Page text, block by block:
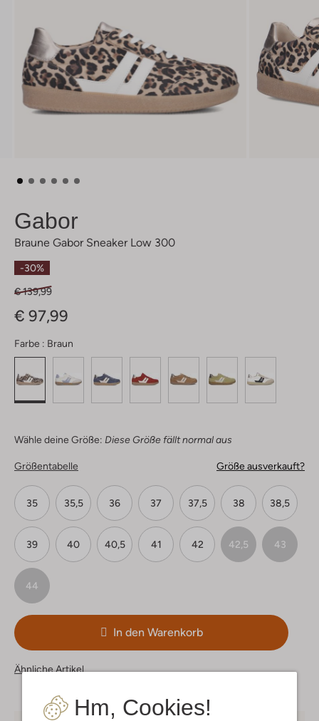
Hm, Cookies!
Gabor
Braune Gabor Sneaker Low 300
-30%
€ 139,99
€ 97,99
Farbe : Braun
Wähle deine Größe: Diese Größe fällt normal aus
Größentabelle Größe ausverkauft?
35 35,5 36 37 37,5 38 38,5
39 40 40,5 41 42 42,5 43
44
In den Warenkorb
Ähnliche Artikel